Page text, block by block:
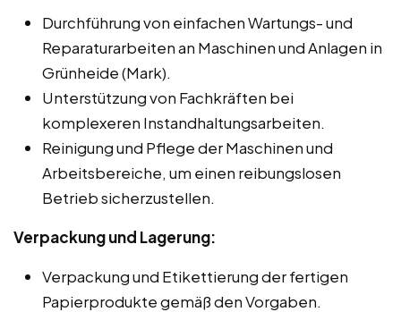
Durchführung von einfachen Wartungs- und
Reparaturarbeiten an Maschinen und Anlagen in
Grünheide (Mark).
Unterstützung von Fachkräften bei
komplexeren Instandhaltungsarbeiten.
Reinigung und Pflege der Maschinen und
Arbeitsbereiche, um einen reibungslosen
Betrieb sicherzustellen.
Verpackung und Lagerung:
Verpackung und Etikettierung der fertigen
Papierprodukte gemäß den Vorgaben.